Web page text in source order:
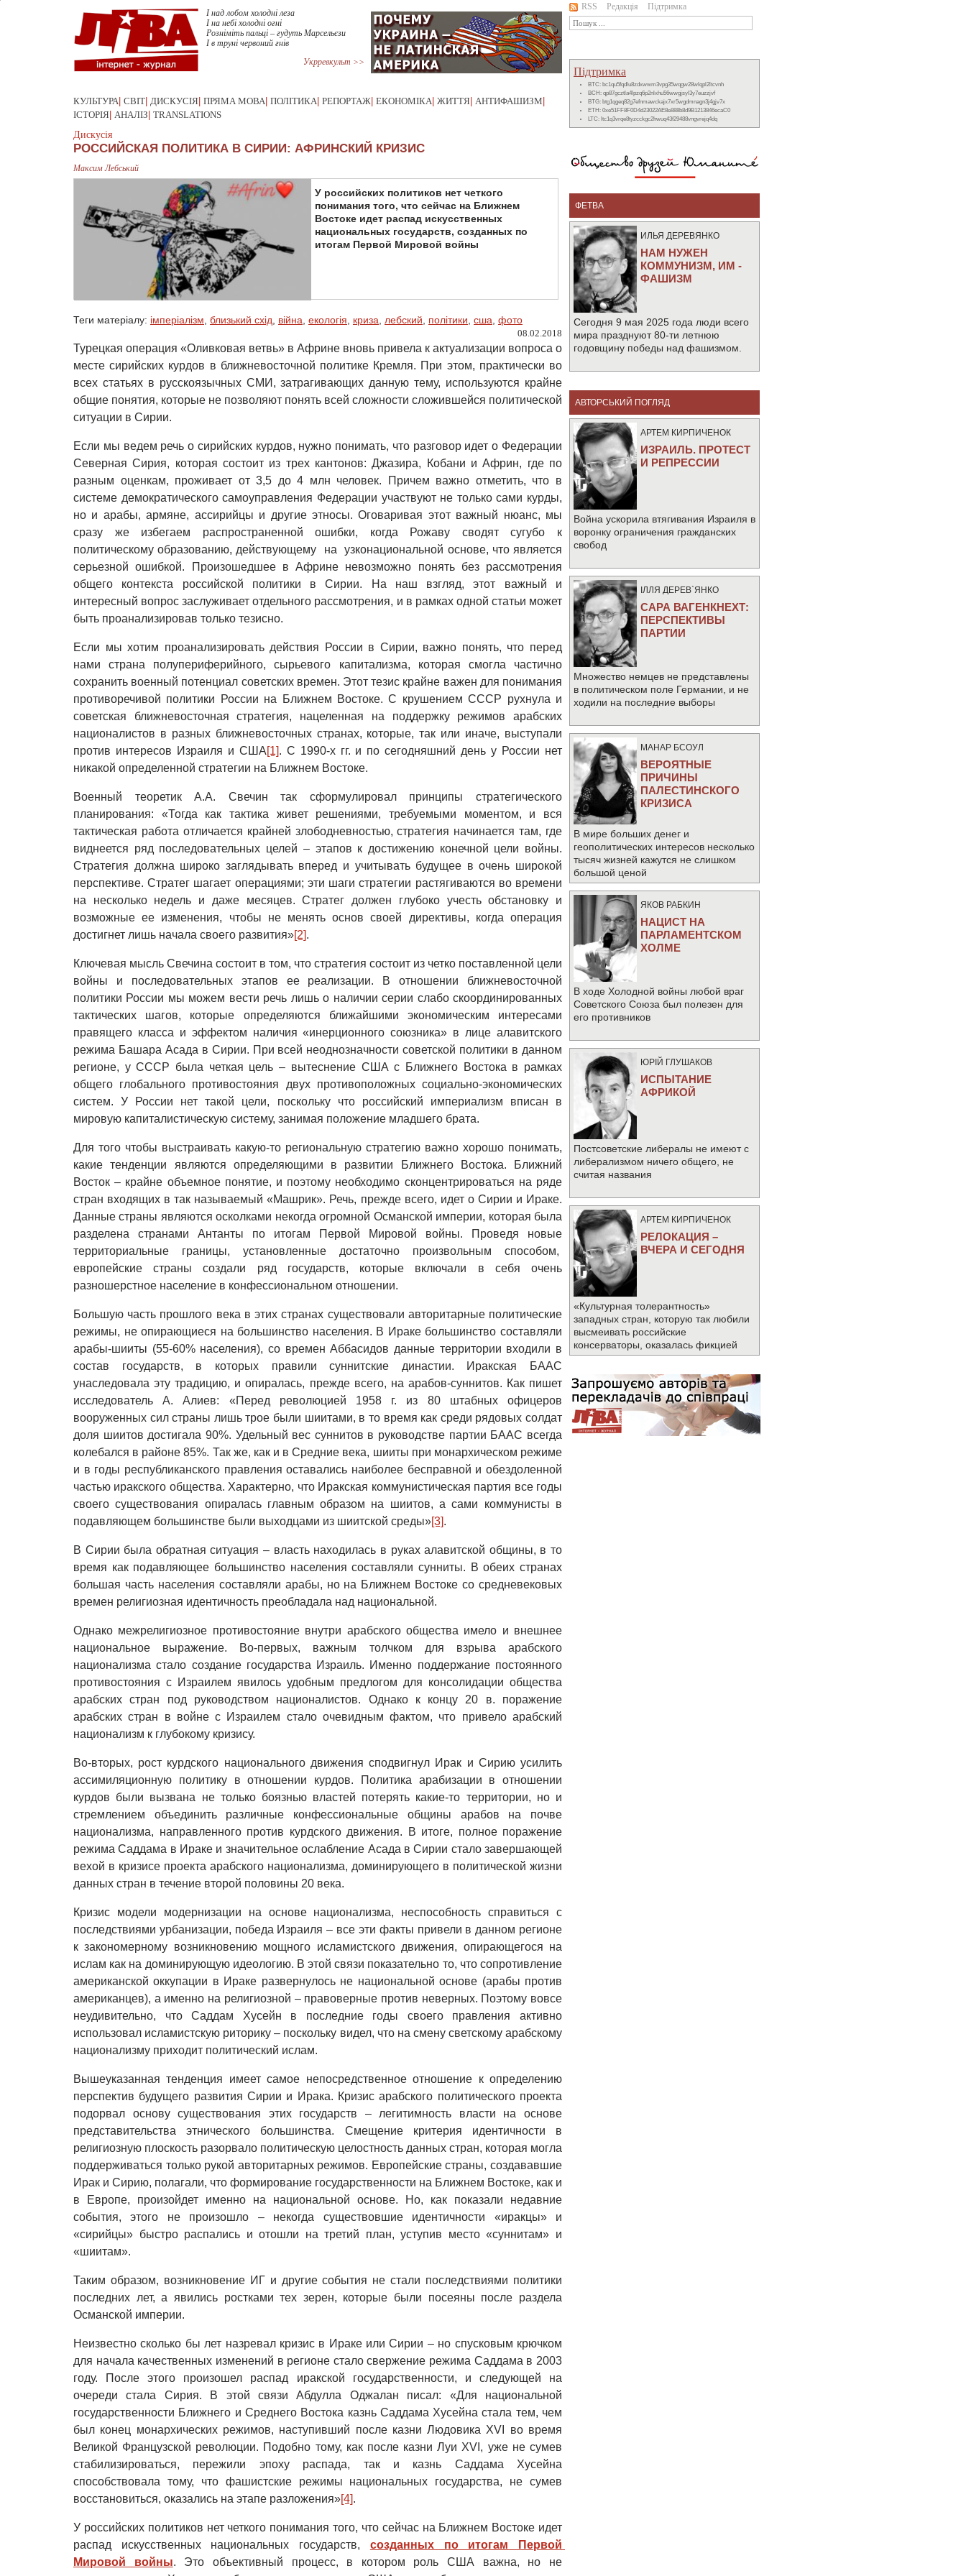
І над лобом холодні леза
І на небі холодні огні
Розніміть пальці – гудуть Марсельєзи
І в труні червоний гнів
Укрревкульт >>
КУЛЬТУРА СВІТ ДИСКУСІЯ ПРЯМА МОВА ПОЛІТИКА РЕПОРТАЖ ЕКОНОМІКА ЖИТТЯ АНТИФАШИЗМ
ІСТОРІЯ АНАЛІЗ TRANSLATIONS
Дискусія
РОССИЙСКАЯ ПОЛИТИКА В СИРИИ: АФРИНСКИЙ КРИЗИС
Максим Лебський
У российских политиков нет четкого
понимания того, что сейчас на Ближнем
Востоке идет распад искусственных
национальных государств, созданных по
итогам Первой Мировой войны
Теги матеріалу: імперіалізм близький схід війна екологія криза лебский політики сша фото
08.02.2018
Турецкая операция «Оливковая ветвь» в Африне вновь привела к актуализации вопроса о
месте сирийских курдов в ближневосточной политике Кремля. При этом, практически во
всех статьях в русскоязычных СМИ, затрагивающих данную тему, используются крайне
общие понятия, которые не позволяют понять всей сложности сложившейся политической
ситуации в Сирии.
Если мы ведем речь о сирийских курдов, нужно понимать, что разговор идет о Федерации
Северная Сирия, которая состоит из трех кантонов: Джазира, Кобани и Африн, где по
разным оценкам, проживает от 3,5 до 4 млн человек. Причем важно отметить, что в
системе демократического самоуправления Федерации участвуют не только сами курды,
но и арабы, армяне, ассирийцы и другие этносы. Оговаривая этот важный нюанс, мы
сразу же избегаем распространенной ошибки, когда Рожаву сводят сугубо к
политическому образованию, действующему на узконациональной основе, что является
серьезной ошибкой. Произошедшее в Африне невозможно понять без рассмотрения
общего контекста российской политики в Сирии. На наш взгляд, этот важный и
интересный вопрос заслуживает отдельного рассмотрения, и в рамках одной статьи может
быть проанализировав только тезисно.
Если мы хотим проанализировать действия России в Сирии, важно понять, что перед
нами страна полупериферийного, сырьевого капитализма, которая смогла частично
сохранить военный потенциал советских времен. Этот тезис крайне важен для понимания
противоречивой политики России на Ближнем Востоке. С крушением СССР рухнула и
советская ближневосточная стратегия, нацеленная на поддержку режимов арабских
националистов в разных ближневосточных странах, которые, так или иначе, выступали
против интересов Израиля и США[1]. С 1990-х гг. и по сегодняшний день у России нет
никакой определенной стратегии на Ближнем Востоке.
Военный теоретик А.А. Свечин так сформулировал принципы стратегического
планирования: «Тогда как тактика живет решениями, требуемыми моментом, и вся
тактическая работа отличается крайней злободневностью, стратегия начинается там, где
виднеется ряд последовательных целей – этапов к достижению конечной цели войны.
Стратегия должна широко заглядывать вперед и учитывать будущее в очень широкой
перспективе. Стратег шагает операциями; эти шаги стратегии растягиваются во времени
на несколько недель и даже месяцев. Стратег должен глубоко учесть обстановку и
возможные ее изменения, чтобы не менять основ своей директивы, когда операция
достигнет лишь начала своего развития»[2].
Ключевая мысль Свечина состоит в том, что стратегия состоит из четко поставленной цели
войны и последовательных этапов ее реализации. В отношении ближневосточной
политики России мы можем вести речь лишь о наличии серии слабо скоординированных
тактических шагов, которые определяются ближайшими экономическим интересами
правящего класса и эффектом наличия «инерционного союзника» в лице алавитского
режима Башара Асада в Сирии. При всей неоднозначности советской политики в данном
регионе, у СССР была четкая цель – вытеснение США с Ближнего Востока в рамках
общего глобального противостояния двух противоположных социально-экономических
систем. У России нет такой цели, поскольку что российский империализм вписан в
мировую капиталистическую систему, занимая положение младшего брата.
Для того чтобы выстраивать какую-то региональную стратегию важно хорошо понимать,
какие тенденции являются определяющими в развитии Ближнего Востока. Ближний
Восток – крайне объемное понятие, и поэтому необходимо сконцентрироваться на ряде
стран входящих в так называемый «Машрик». Речь, прежде всего, идет о Сирии и Ираке.
Данные страны являются осколками некогда огромной Османской империи, которая была
разделена странами Антанты по итогам Первой Мировой войны. Проведя новые
территориальные границы, установленные достаточно произвольным способом,
европейские страны создали ряд государств, которые включали в себя очень
разношерстное население в конфессиональном отношении.
Большую часть прошлого века в этих странах существовали авторитарные политические
режимы, не опирающиеся на большинство населения. В Ираке большинство составляли
арабы-шииты (55-60% населения), со времен Аббасидов данные территории входили в
состав государств, в которых правили суннитские династии. Иракская БААС
унаследовала эту традицию, и опиралась, прежде всего, на арабов-суннитов. Как пишет
исследователь А. Алиев: «Перед революцией 1958 г. из 80 штабных офицеров
вооруженных сил страны лишь трое были шиитами, в то время как среди рядовых солдат
доля шиитов достигала 90%. Удельный вес суннитов в руководстве партии БААС всегда
колебался в районе 85%. Так же, как и в Средние века, шииты при монархическом режиме
и в годы республиканского правления оставались наиболее бесправной и обездоленной
частью иракского общества. Характерно, что Иракская коммунистическая партия все годы
своего существования опиралась главным образом на шиитов, а сами коммунисты в
подавляющем большинстве были выходцами из шиитской среды»[3].
В Сирии была обратная ситуация – власть находилась в руках алавитской общины, в то
время как подавляющее большинство населения составляли сунниты. В обеих странах
большая часть населения составляли арабы, но на Ближнем Востоке со средневековых
времен религиозная идентичность преобладала над национальной.
Однако межрелигиозное противостояние внутри арабского общества имело и внешнее
национальное выражение. Во-первых, важным толчком для взрыва арабского
национализма стало создание государства Израиль. Именно поддержание постоянного
противостояния с Израилем явилось удобным предлогом для консолидации общества
арабских стран под руководством националистов. Однако к концу 20 в. поражение
арабских стран в войне с Израилем стало очевидным фактом, что привело арабский
национализм к глубокому кризису.
Во-вторых, рост курдского национального движения сподвигнул Ирак и Сирию усилить
ассимиляционную политику в отношении курдов. Политика арабизации в отношении
курдов были вызвана не только боязнью властей потерять какие-то территории, но и
стремлением объединить различные конфессиональные общины арабов на почве
национализма, направленного против курдского движения. В итоге, полное поражение
режима Саддама в Ираке и значительное ослабление Асада в Сирии стало завершающей
вехой в кризисе проекта арабского национализма, доминирующего в политической жизни
данных стран в течение второй половины 20 века.
Кризис модели модернизации на основе национализма, неспособность справиться с
последствиями урбанизации, победа Израиля – все эти факты привели в данном регионе
к закономерному возникновению мощного исламистского движения, опирающегося на
ислам как на доминирующую идеологию. В этой связи показательно то, что сопротивление
американской оккупации в Ираке развернулось не национальной основе (арабы против
американцев), а именно на религиозной – правоверные против неверных. Поэтому вовсе
неудивительно, что Саддам Хусейн в последние годы своего правления активно
использовал исламистскую риторику – поскольку видел, что на смену светскому арабскому
национализму приходит политический ислам.
Вышеуказанная тенденция имеет самое непосредственное отношение к определению
перспектив будущего развития Сирии и Ирака. Кризис арабского политического проекта
подорвал основу существования этих государств – легитимность власти на основе
представительства этнического большинства. Смещение критерия идентичности в
религиозную плоскость разорвало политическую целостность данных стран, которая могла
поддерживаться только рукой авторитарных режимов. Европейские страны, создававшие
Ирак и Сирию, полагали, что формирование государственности на Ближнем Востоке, как и
в Европе, произойдет именно на национальной основе. Но, как показали недавние
события, этого не произошло – некогда существовшие идентичности «иракцы» и
«сирийцы» быстро распались и отошли на третий план, уступив место «суннитам» и
«шиитам».
Таким образом, возникновение ИГ и другие события не стали последствиями политики
последних лет, а явились ростками тех зерен, которые были посеяны после раздела
Османской империи.
Неизвестно сколько бы лет назревал кризис в Ираке или Сирии – но спусковым крючком
для начала качественных изменений в регионе стало свержение режима Саддама в 2003
году. После этого произошел распад иракской государственности, и следующей на
очереди стала Сирия. В этой связи Абдулла Оджалан писал: «Для национальной
государственности Ближнего и Среднего Востока казнь Саддама Хусейна стала тем, чем
был конец монархических режимов, наступивший после казни Людовика XVI во время
Великой Французской революции. Подобно тому, как после казни Луи XVI, уже не сумев
стабилизироваться, пережили эпоху распада, так и казнь Саддама Хусейна
способствовала тому, что фашистские режимы национальных государства, не сумев
восстановиться, оказались на этапе разложения»[4].
У российских политиков нет четкого понимания того, что сейчас на Ближнем Востоке идет
распад искусственных национальных государств, созданных по итогам Первой
Мировой войны. Это объективный процесс, в котором роль США важна, но не
RSS Редакція Підтримка
Підтримка
BTC: bc1qu5fqdlu8zdxwwm3vpg35wqgw28wlqpl2ltcvnh
BCH: qp87gcztla4lpzq6p2nlxhu56wwgjsyl3y7euzzjvf
BTG: btg1qgeq82g7efnmawckajx7xr5wgdmnagn3j4gjv7x
ETH: 0xe51FF8F0D4d23022AE8e888b8d9B1213846ecaC0
LTC: ltc1q3vrqe8tyzcckgc2hwuq43f29488vngvrejq4dq
ФЕТВА
ИЛЬЯ ДЕРЕВЯНКО
НАМ НУЖЕН
КОММУНИЗМ, ИМ -
ФАШИЗМ
Сегодня 9 мая 2025 года люди всего
мира празднуют 80-ти летнюю
годовщину победы над фашизмом.
АВТОРСЬКИЙ ПОГЛЯД
АРТЕМ КИРПИЧЕНОК
ИЗРАИЛЬ. ПРОТЕСТ
И РЕПРЕССИИ
Война ускорила втягивания Израиля в
воронку ограничения гражданских
свобод
IЛЛЯ ДЕРЕВ`ЯНКО
САРА ВАГЕНКНЕХТ:
ПЕРСПЕКТИВЫ
ПАРТИИ
Множество немцев не представлены
в политическом поле Германии, и не
ходили на последние выборы
МАНАР БСОУЛ
ВЕРОЯТНЫЕ
ПРИЧИНЫ
ПАЛЕСТИНСКОГО
КРИЗИСА
В мире больших денег и
геополитических интересов несколько
тысяч жизней кажутся не слишком
большой ценой
ЯКОВ РАБКИН
НАЦИСТ НА
ПАРЛАМЕНТСКОМ
ХОЛМЕ
В ходе Холодной войны любой враг
Советского Союза был полезен для
его противников
ЮРIЙ ГЛУШАКОВ
ИСПЫТАНИЕ
АФРИКОЙ
Постсоветские либералы не имеют с
либерализмом ничего общего, не
считая названия
АРТЕМ КИРПИЧЕНОК
РЕЛОКАЦИЯ –
ВЧЕРА И СЕГОДНЯ
«Культурная толерантность»
западных стран, которую так любили
высмеивать российские
консерваторы, оказалась фикцией